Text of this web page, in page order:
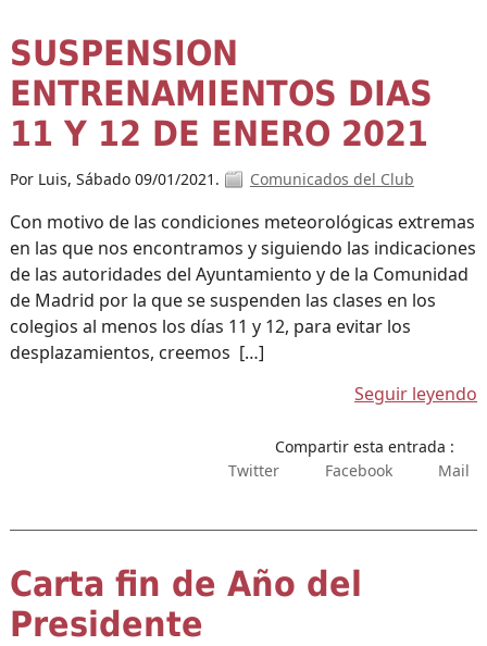
SUSPENSION
ENTRENAMIENTOS DIAS
11 Y 12 DE ENERO 2021
Por Luis, Sábado 09/01/2021. Comunicados del Club
Con motivo de las condiciones meteorológicas extremas
en las que nos encontramos y siguiendo las indicaciones
de las autoridades del Ayuntamiento y de la Comunidad
de Madrid por la que se suspenden las clases en los
colegios al menos los días 11 y 12, para evitar los
desplazamientos, creemos […]
Seguir leyendo
Compartir esta entrada :
Twitter
Facebook Mail
Carta fin de Año del
Presidente